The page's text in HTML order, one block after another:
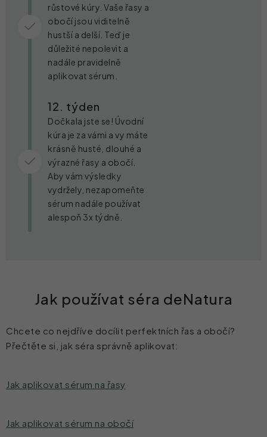
růstové kúry. Vaše řasy a
obočí jsou viditelně
hustší a delší. Teď je
důležité nepolevit a
nadále pravidelně
aplikovat sérum.
12. týden
Dočkala jste se! Úvodní
kúra je za vámi a vy máte
krásně husté, dlouhé a
výrazné řasy a obočí.
Aby vám výsledky
vydržely, nezapomeňte
sérum nadále používat
alespoň 3x týdně.
Jak používat séra deNatura
Chcete co nejdříve docílit perfektních řas a obočí?
Přečtěte si, jak séra správně aplikovat:
Jak aplikovat sérum na řasy
Jak aplikovat sérum na obočí